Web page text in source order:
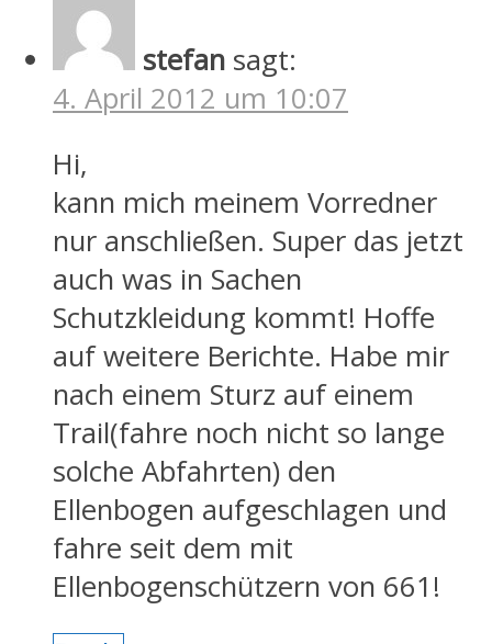
stefan sagt:
4. April 2012 um 10:07
Hi,
kann mich meinem Vorredner
nur anschließen. Super das jetzt
auch was in Sachen
Schutzkleidung kommt! Hoffe
auf weitere Berichte. Habe mir
nach einem Sturz auf einem
Trail(fahre noch nicht so lange
solche Abfahrten) den
Ellenbogen aufgeschlagen und
fahre seit dem mit
Ellenbogenschützern von 661!